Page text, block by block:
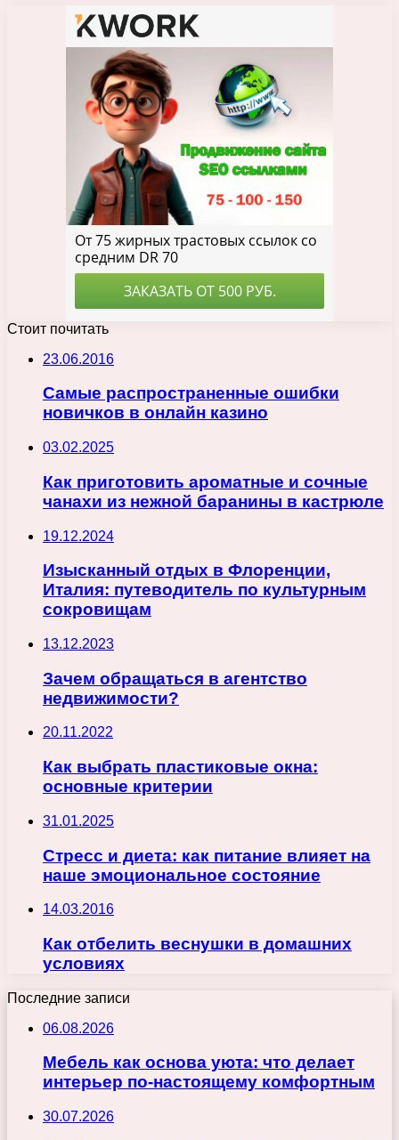
Стоит почитать
23.06.2016
Самые распространенные ошибки
новичков в онлайн казино
03.02.2025
Как приготовить ароматные и сочные
чанахи из нежной баранины в кастрюле
19.12.2024
Изысканный отдых в Флоренции,
Италия: путеводитель по культурным
сокровищам
13.12.2023
Зачем обращаться в агентство
недвижимости?
20.11.2022
Как выбрать пластиковые окна:
основные критерии
31.01.2025
Стресс и диета: как питание влияет на
наше эмоциональное состояние
14.03.2016
Как отбелить веснушки в домашних
условиях
Последние записи
06.08.2026
Мебель как основа уюта: что делает
интерьер по-настоящему комфортным
30.07.2026